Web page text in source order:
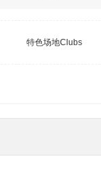
特色场地Clubs